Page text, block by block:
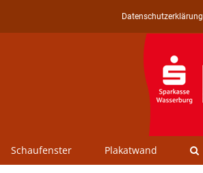
Datenschutzerklärung
Schaufenster Plakatwand